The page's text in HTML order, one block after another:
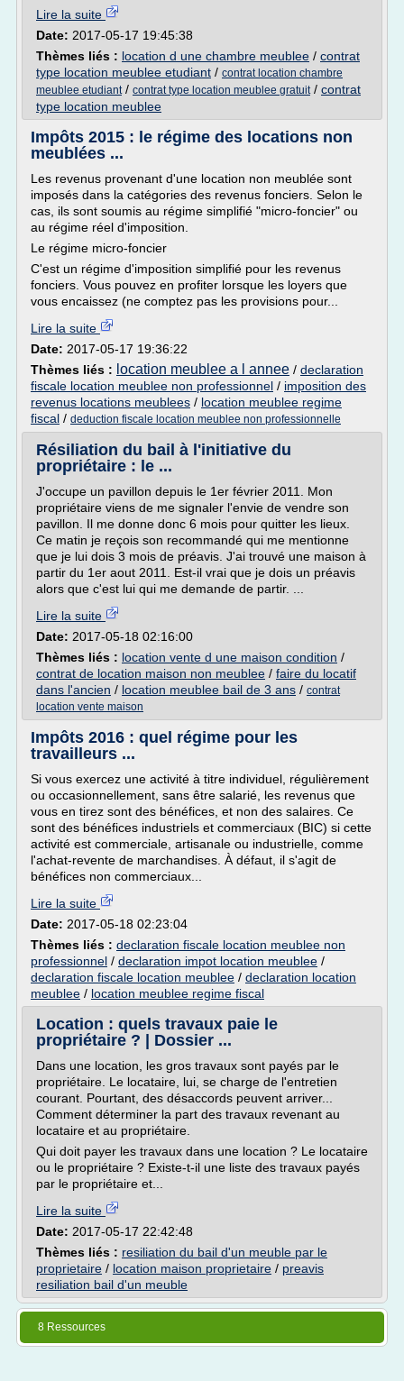
Lire la suite
Date: 2017-05-17 19:45:38
Thèmes liés : location d une chambre meublee / contrat
type location meublee etudiant / contrat location chambre
meublee etudiant/ contrat type location meublee gratuit/ contrat
type location meublee
Impôts 2015 : le régime des locations non
meublées ...
Les revenus provenant d'une location non meublée sont
imposés dans la catégories des revenus fonciers. Selon le
cas, ils sont soumis au régime simplifié "micro-foncier" ou
au régime réel d'imposition.
Le régime micro-foncier
C'est un régime d'imposition simplifié pour les revenus
fonciers. Vous pouvez en profiter lorsque les loyers que
vous encaissez (ne comptez pas les provisions pour...
Lire la suite
Date: 2017-05-17 19:36:22
Thèmes liés : location meublee a l annee / declaration
fiscale location meublee non professionnel / imposition des
revenus locations meublees / location meublee regime
fiscal / deduction fiscale location meublee non professionnelle
Résiliation du bail à l'initiative du
propriétaire : le ...
J'occupe un pavillon depuis le 1er février 2011. Mon
propriétaire viens de me signaler l'envie de vendre son
pavillon. Il me donne donc 6 mois pour quitter les lieux.
Ce matin je reçois son recommandé qui me mentionne
que je lui dois 3 mois de préavis. J'ai trouvé une maison à
partir du 1er aout 2011. Est-il vrai que je dois un préavis
alors que c'est lui qui me demande de partir. ...
Lire la suite
Date: 2017-05-18 02:16:00
Thèmes liés : location vente d une maison condition /
contrat de location maison non meublee / faire du locatif
dans l'ancien / location meublee bail de 3 ans / contrat
location vente maison
Impôts 2016 : quel régime pour les
travailleurs ...
Si vous exercez une activité à titre individuel, régulièrement
ou occasionnellement, sans être salarié, les revenus que
vous en tirez sont des bénéfices, et non des salaires. Ce
sont des bénéfices industriels et commerciaux (BIC) si cette
activité est commerciale, artisanale ou industrielle, comme
l'achat-revente de marchandises. À défaut, il s'agit de
bénéfices non commerciaux...
Lire la suite
Date: 2017-05-18 02:23:04
Thèmes liés : declaration fiscale location meublee non
professionnel / declaration impot location meublee /
declaration fiscale location meublee / declaration location
meublee / location meublee regime fiscal
Location : quels travaux paie le
propriétaire ? | Dossier ...
Dans une location, les gros travaux sont payés par le
propriétaire. Le locataire, lui, se charge de l'entretien
courant. Pourtant, des désaccords peuvent arriver...
Comment déterminer la part des travaux revenant au
locataire et au propriétaire.
Qui doit payer les travaux dans une location ? Le locataire
ou le propriétaire ? Existe-t-il une liste des travaux payés
par le propriétaire et...
Lire la suite
Date: 2017-05-17 22:42:48
Thèmes liés : resiliation du bail d'un meuble par le
proprietaire / location maison proprietaire / preavis
resiliation bail d'un meuble
8 Ressources